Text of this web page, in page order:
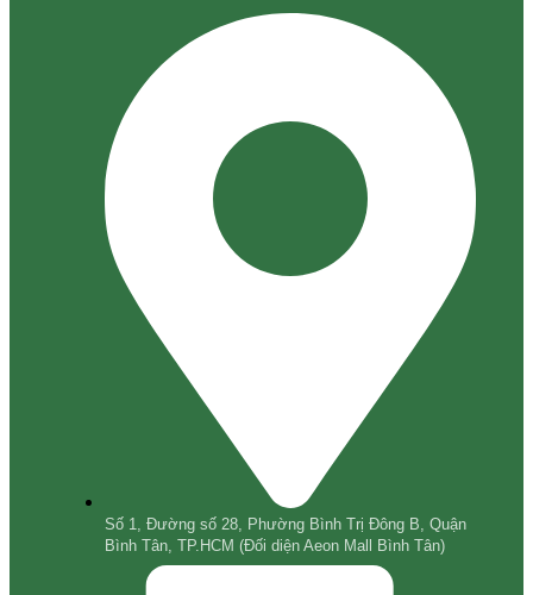
Số 1, Đường số 28, Phường Bình Trị Đông B, Quận
Bình Tân, TP.HCM (Đối diện Aeon Mall Bình Tân)